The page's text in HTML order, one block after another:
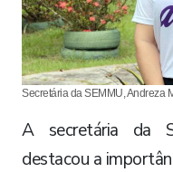
Secretária da SEMMU, Andreza
A secretária da
destacou a